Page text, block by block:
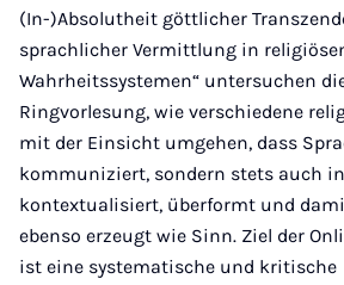
(In-)Absolutheit göttlicher
sprachlicher Vermittlung in
Wahrheitssystemen“ untersuchen
Ringvorlesung, wie verschiedene
mit der Einsicht umgehen, dass
kommuniziert, sondern stets auch
kontextualisiert, überformt und
ebenso erzeugt wie Sinn. Ziel der
ist eine systematische und kritische